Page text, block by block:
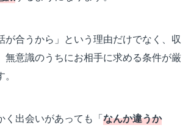
が合うから」という理由だけでなく、収
無意識のうちにお相手に求める条件が厳
く出会いがあっても「なんか違うか